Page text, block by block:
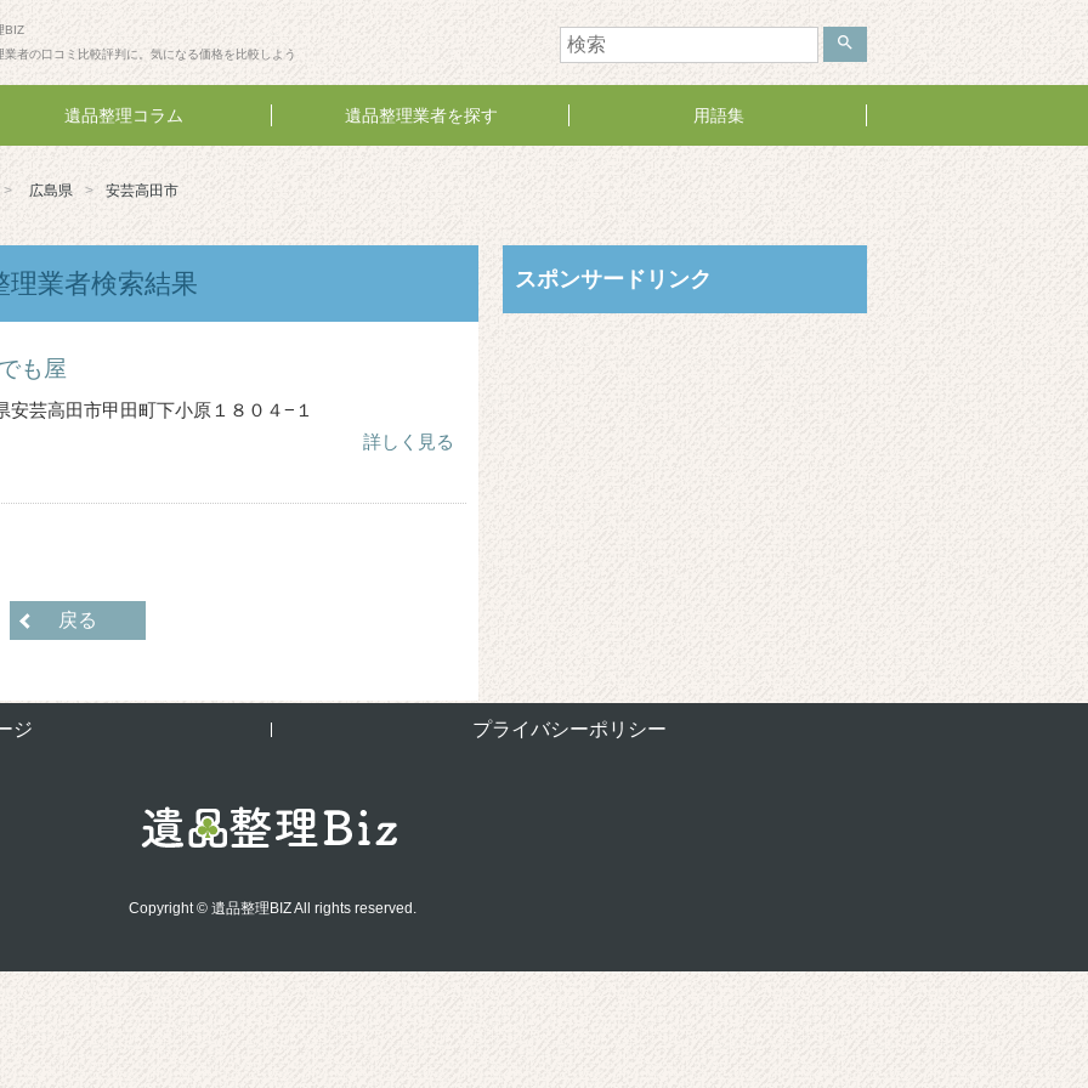
BIZ
業者の口コミ比較評判に。気になる価格を比較しよう
search
遺品整理コラム 遺品整理業者を探す 用語集
広島県 安芸高田市
理業者検索結果
も屋
安芸高田市甲田町下小原１８０４−１
詳しく見る
戻る
スポンサードリンク
ジ プライバシーポリシー
Copyright © 遺品整理BIZ All rights reserved.